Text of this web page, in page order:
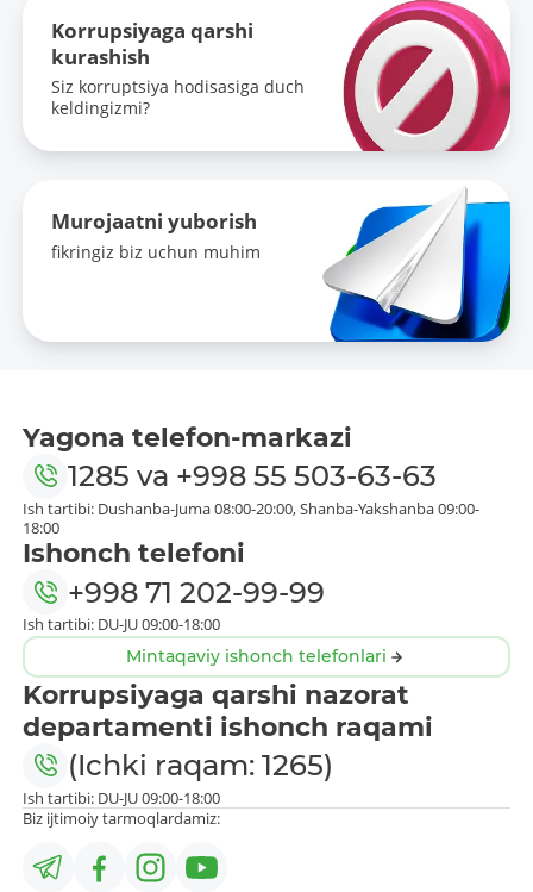
Korrupsiyaga qarshi
kurashish
Siz korruptsiya hodisasiga duch
keldingizmi?
Murojaatni yuborish
fikringiz biz uchun muhim
Yagona telefon-markazi
1285 va +998 55 503-63-63
Ish tartibi: Dushanba-Juma 08:00-20:00, Shanba-Yakshanba 09:00-
18:00
Ishonch telefoni
+998 71 202-99-99
Ish tartibi: DU-JU 09:00-18:00
Mintaqaviy ishonch telefonlari
Korrupsiyaga qarshi nazorat
departamenti ishonch raqami
(Ichki raqam: 1265)
Ish tartibi: DU-JU 09:00-18:00
Biz ijtimoiy tarmoqlardamiz: